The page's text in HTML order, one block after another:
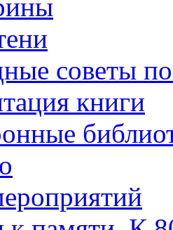
советы
книги